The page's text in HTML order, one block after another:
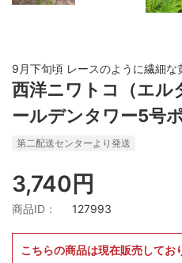
9月下旬頃 レースのように繊細な
西洋ニワトコ（エル
ールデンタワー5号
第二配送センターより発送
3,740円
商品ID： 127993
こちらの商品は現在販売してお